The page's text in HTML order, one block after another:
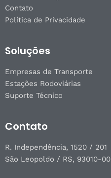
Contato
Política de Privacidade
Soluções
Empresas de Transporte
Estações Rodoviárias
Suporte Técnico
Contato
R. Independência, 1520 / 201
São Leopoldo / RS, 93010-